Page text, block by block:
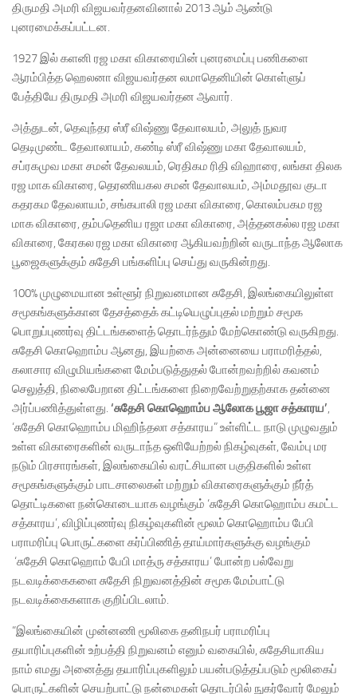
திருமதி அமரி விஜயவர்தனவினால் 2013 ஆம் ஆண்டு
புனரமைக்கப்பட்டன.
1927 இல் களனி ரஜ மகா விகாரையின் புனரமைப்பு பணிகளை
ஆரம்பித்த ஹெலனா விஜயவர்தன லமாதெனியின் கொள்ளுப்
பேத்தியே திருமதி அமரி விஜயவர்தன ஆவார்.
அத்துடன், தெவுந்தர ஸ்ரீ விஷ்ணு தேவாலயம், அலுத் நுவர
தெடிமுண்ட தேவாலாயம், கண்டி ஸ்ரீ விஷ்ணு மகா தேவாலயம்,
சப்ரகமுவ மகா சமன் தேவலயம், ரெதிகம ரிதி விஹாரை, லங்கா திலக
ரஜ மாக விகாரை, தெரணியகல சமன் தேவாலயம், அம்மதூவ குடா
கதரகம தேவலாயம், சங்கபாலி ரஜ மகா விகாரை, கொலம்பகம ரஜ
மாக விகாரை, தம்பதெனிய ரஜா மகா விகாரை, அத்தனகல்ல ரஜ மகா
விகாரை, கேரகல ரஜ மகா விகாரை ஆகியவற்றின் வருடாந்த ஆலோக
பூஜைகளுக்கும் சுதேசி பங்களிப்பு செய்து வருகின்றது.
100% முழுமையான உள்ளூர் நிறுவனமான சுதேசி, இலங்கையிலுள்ள
சமூகங்களுக்கான தேசத்தைக் கட்டியெழுப்புதல் மற்றும் சமூக
பொறுப்புணர்வு திட்டங்களைத் தொடர்ந்தும் மேற்கொண்டு வருகிறது.
சுதேசி கொஹொம்ப ஆனது, இயற்கை அன்னையை பராமரித்தல்,
கலாசார விழுமியங்களை மேம்படுத்துதல் போன்றவற்றில் கவனம்
செலுத்தி, நிலைபேறான திட்டங்களை நிறைவேற்றுதற்காக தன்னை
அர்ப்பணித்துள்ளது. ‘சுதேசிகொஹொம்ப ஆலோகபூஜாசத்காரய’,
‘சுதேசி கொஹொம்ப மிஹிந்தலா சத்காரய” உள்ளிட்ட நாடு முழுவதும்
உள்ள விகாரைகளின் வருடாந்த ஒளியேற்றல் நிகழ்வுகள், வேம்பு மர
நடும் பிரசாரங்கள், இலங்கையில் வரட்சியான பகுதிகளில் உள்ள
சமூகங்களுக்கும் பாடசாலைகள் மற்றும் விகாரைகளுக்கும் நீர்த்
தொட்டிகளை நன்கொடையாக வழங்கும் ‘சுதேசி கொஹொம்ப கமட்ட
சத்காரய’, விழிப்புணர்வு நிகழ்வுகளின் மூலம் கொஹொம்ப பேபி
பராமரிப்பு பொருட்களை கர்ப்பிணித் தாய்மார்களுக்கு வழங்கும்
‘சுதேசி கொஹொம் பேபி மாத்ரு சத்காரய’ போன்ற பல்வேறு
நடவடிக்கைகளை சுதேசி நிறுவனத்தின் சமூக மேம்பாட்டு
நடவடிக்கைகளாக குறிப்பிடலாம்.
“இலங்கையின் முன்னணி மூலிகை தனிநபர் பராமரிப்பு
தயாரிப்புகளின் உற்பத்தி நிறுவனம் எனும் வகையில், சுதேசியாகிய
நாம் எமது அனைத்து தயாரிப்புகளிலும் பயன்படுத்தப்படும் மூலிகைப்
பொருட்களின் செயற்பாட்டு நன்மைகள் தொடர்பில் நுகர்வோர் மேலும்